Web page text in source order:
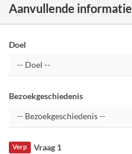
Aanvullende informatie
Doel
Bezoekgeschiedenis
Vraag 1
Verp